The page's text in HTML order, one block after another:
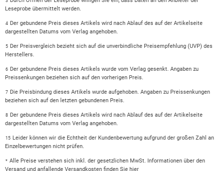
Leseprobe übermittelt werden.
4
Der gebundene Preis dieses Artikels wird nach Ablauf des auf der Artikelseite
dargestellten Datums vom Verlag angehoben.
5
Der Preisvergleich bezieht sich auf die unverbindliche Preisempfehlung (UVP) des
Herstellers.
6
Der gebundene Preis dieses Artikels wurde vom Verlag gesenkt. Angaben zu
Preissenkungen beziehen sich auf den vorherigen Preis.
7
Die Preisbindung dieses Artikels wurde aufgehoben. Angaben zu Preissenkungen
beziehen sich auf den letzten gebundenen Preis.
8
Der gebundene Preis dieses Artikels wird nach Ablauf des auf der Artikelseite
dargestellten Datums vom Verlag angehoben.
15
Leider können wir die Echtheit der Kundenbewertung aufgrund der großen Zahl an
Einzelbewertungen nicht prüfen.
* Alle Preise verstehen sich inkl. der gesetzlichen MwSt. Informationen über den
Versand und anfallende Versandkosten finden Sie hier